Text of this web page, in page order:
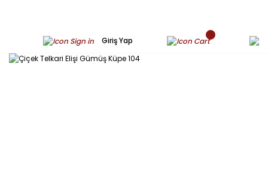
Giriş Yap